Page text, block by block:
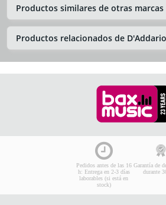
Productos similares de otras marcas
Productos relacionados de
Pedidos antes de las 16
h: Entrega en 2-3 días
laborables (si está en
stock)
Garantía de
durante